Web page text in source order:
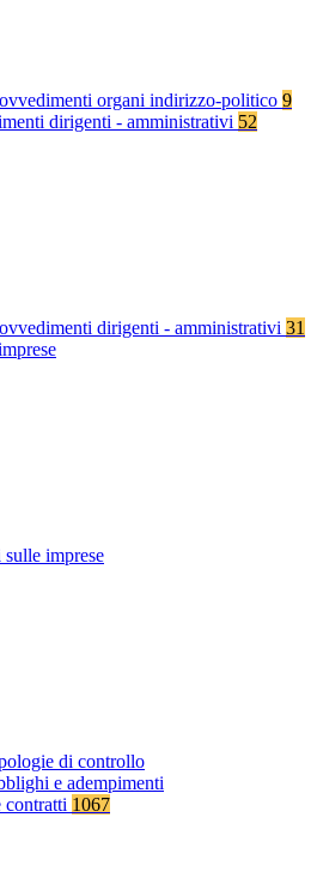
organi indirizzo-politico 9
dirigenti - amministrativi 52
dirigenti - amministrativi 31
imprese
di controllo
e adempimenti
contratti 1067